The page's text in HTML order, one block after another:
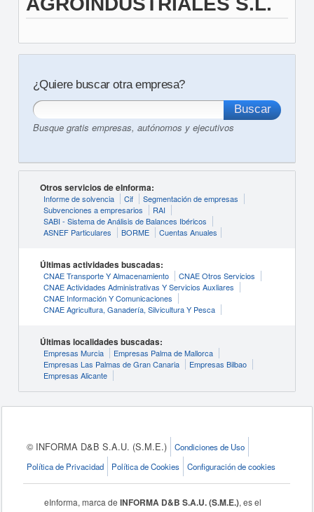
¿Quiere buscar otra empresa?
Busque gratis empresas, autónomos y ejecutivos
Otros servicios de eInforma:
Informe de solvencia Cif
Segmentación de empresas
Subvenciones a empresarios
RAI
SABI - Sistema de Análisis de Balances Ibéricos
ASNEF Particulares
BORME Cuentas Anuales
Últimas actividades buscadas:
CNAE Transporte Y Almacenamiento
CNAE Otros Servicios
CNAE Actividades Administrativas Y Servicios Auxliares
CNAE Información Y Comunicaciones
CNAE Agricultura, Ganadería, Silvicultura Y Pesca
Últimas localidades buscadas:
Empresas Murcia
Empresas Palma de Mallorca
Empresas Las Palmas de Gran Canaria
Empresas Bilbao
Empresas Alicante
© INFORMA D&B S.A.U. (S.M.E.)
Condiciones de Uso
Política de Privacidad
Política de Cookies Configuración de cookies
eInforma, marca deINFORMA D&B S.A.U. (S.M.E.), es el